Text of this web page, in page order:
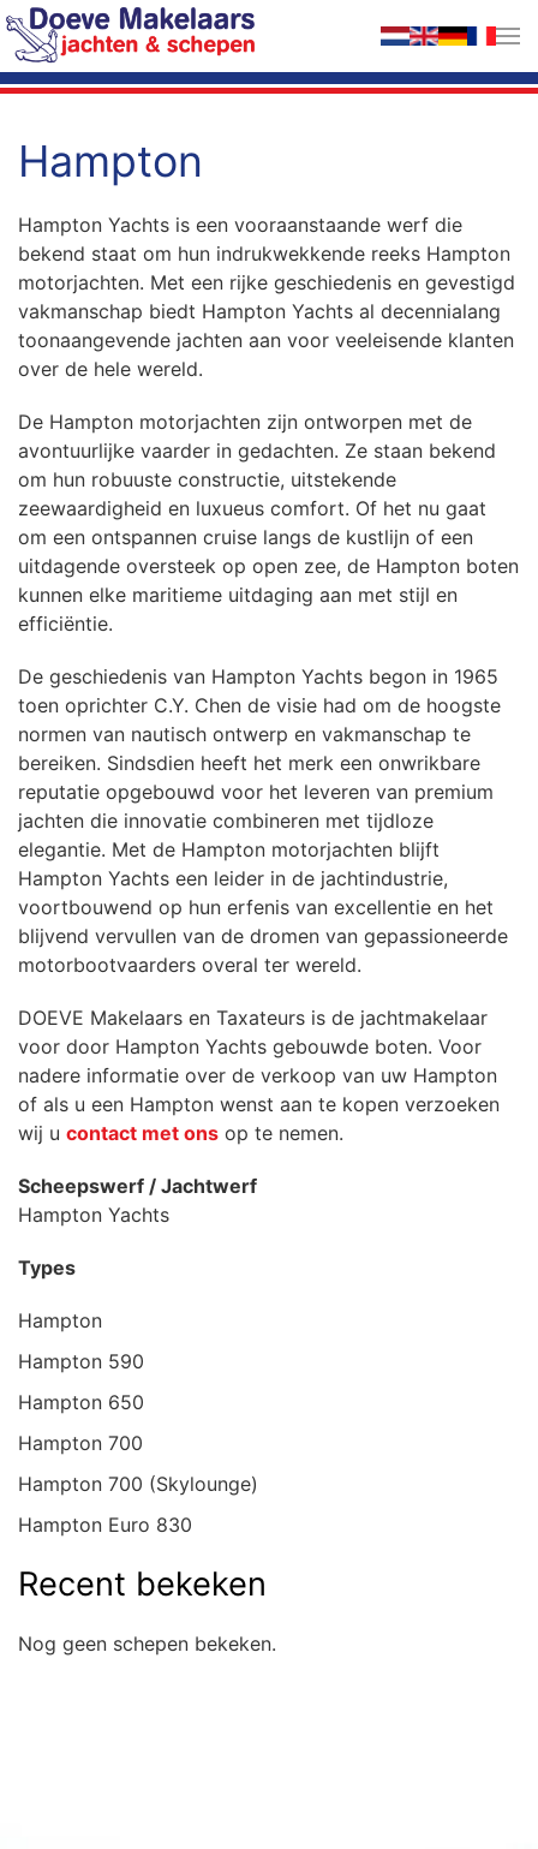
Terug naar hoofdinhoud
Hampton
Hampton Yachts is een vooraanstaande werf die
bekend staat om hun indrukwekkende reeks Hampton
motorjachten. Met een rijke geschiedenis en gevestigd
vakmanschap biedt Hampton Yachts al decennialang
toonaangevende jachten aan voor veeleisende klanten
over de hele wereld.
De Hampton motorjachten zijn ontworpen met de
avontuurlijke vaarder in gedachten. Ze staan bekend
om hun robuuste constructie, uitstekende
zeewaardigheid en luxueus comfort. Of het nu gaat
om een ontspannen cruise langs de kustlijn of een
uitdagende oversteek op open zee, de Hampton boten
kunnen elke maritieme uitdaging aan met stijl en
efficiëntie.
De geschiedenis van Hampton Yachts begon in 1965
toen oprichter C.Y. Chen de visie had om de hoogste
normen van nautisch ontwerp en vakmanschap te
bereiken. Sindsdien heeft het merk een onwrikbare
reputatie opgebouwd voor het leveren van premium
jachten die innovatie combineren met tijdloze
elegantie. Met de Hampton motorjachten blijft
Hampton Yachts een leider in de jachtindustrie,
voortbouwend op hun erfenis van excellentie en het
blijvend vervullen van de dromen van gepassioneerde
motorbootvaarders overal ter wereld.
DOEVE Makelaars en Taxateurs is de jachtmakelaar
voor door Hampton Yachts gebouwde boten. Voor
nadere informatie over de verkoop van uw Hampton
of als u een Hampton wenst aan te kopen verzoeken
wij u contact met ons op te nemen.
Scheepswerf / Jachtwerf
Hampton Yachts
Types
Hampton
Hampton 590
Hampton 650
Hampton 700
Hampton 700 (Skylounge)
Hampton Euro 830
Recent bekeken
Nog geen schepen bekeken.